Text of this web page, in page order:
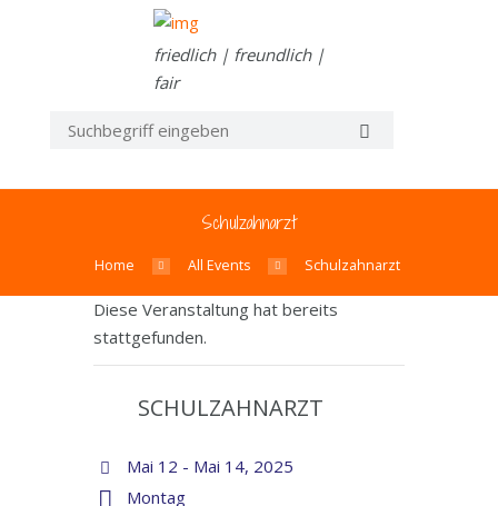
friedlich | freundlich |
fair
Schulzahnarzt
Home All Events Schulzahnarzt
Diese Veranstaltung hat bereits
stattgefunden.
SCHULZAHNARZT
Mai 12 - Mai 14, 2025
Montag